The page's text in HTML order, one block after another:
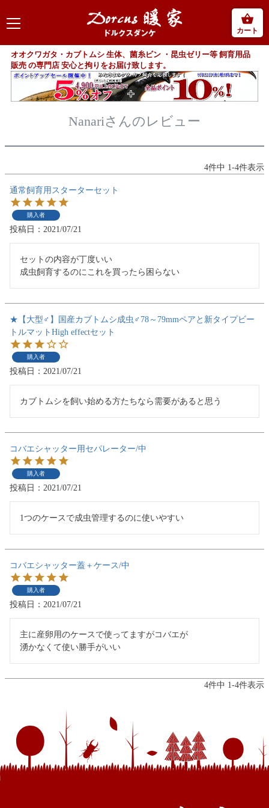
カート
オオクワガタ・カブトムシ 生体、菌糸ビン ・昆虫ゼリー等 飼育用品
販売 の専門店 安心と拘りをお届け致します。
Nanariさんのレビュー
4件中 1 -4件表示
通常飼育用スターターセット
購入者
投稿日 2021/07/21
セットの内容が丁度いい
成虫飼育するのにこれを買ったら困らない
★【大型♂】国産カブトムシ成虫♂78～79mmペアと新タイプビー
トルマットHigh effectセット
購入者
投稿日 2021/07/21
カブトムシを飼い始める方たちなら需要があると思う
コバエシャッター用セパレーター/中
購入者
投稿日 2021/07/21
1つのケースで成虫管理するのに使いやすい
コバエシャッター蓋＋ケース/中
購入者
投稿日 2021/07/21
主に産卵用のケースで使ってますがコバエが
湧かなくて使い勝手がいい
4件中 1 -4件表示